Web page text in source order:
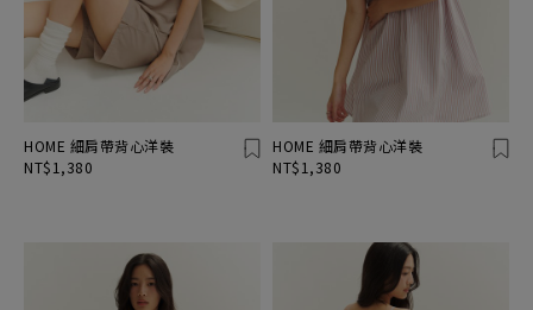
HOME 細肩帶背心洋裝
NT$1,380
HOME 細肩帶背心洋裝
NT$1,380